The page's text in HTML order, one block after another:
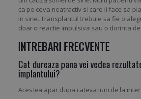
ca pe ceva neatractiv si care ii face sa
in sine. Transplantul trebuie sa fie o
doar o reactie impulsiva sau o dorinta
INTREBARI FRECVENTE
Cat dureaza pana vei vedea
implantului?
Acestea apar dupa cateva luni de la